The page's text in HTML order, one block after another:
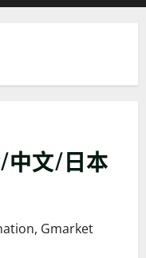
中文/日本
Gmarket